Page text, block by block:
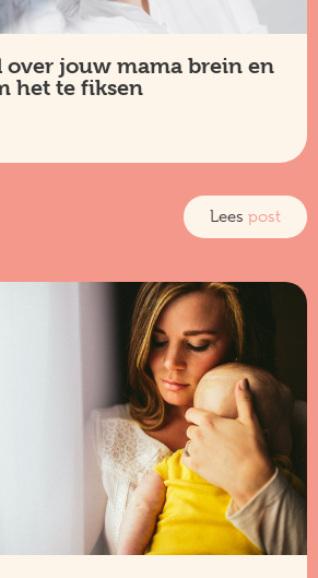
over jouw mama brein en
het te fiksen
Lees post